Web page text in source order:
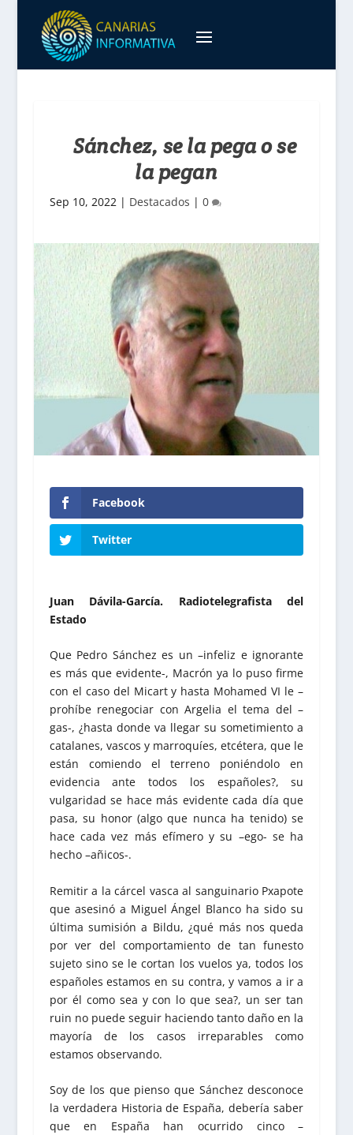
Sánchez, se la pega o se
la pegan
Sep 10, 2022| Destacados | 0
Facebook
Twitter
Juan Dávila-García. Radiotelegrafista del
Estado
Que Pedro Sánchez es un –infeliz e ignorante
es más que evidente-, Macrón ya lo puso firme
con el caso del Micart y hasta Mohamed VI le –
prohíbe renegociar con Argelia el tema del –
gas-, ¿hasta donde va llegar su sometimiento a
catalanes, vascos y marroquíes, etcétera, que le
están comiendo el terreno poniéndolo en
evidencia ante todos los españoles?, su
vulgaridad se hace más evidente cada día que
pasa, su honor (algo que nunca ha tenido) se
hace cada vez más efímero y su –ego- se ha
hecho –añicos-.
Remitir a la cárcel vasca al sanguinario Pxapote
que asesinó a Miguel Ángel Blanco ha sido su
última sumisión a Bildu, ¿qué más nos queda
por ver del comportamiento de tan funesto
sujeto sino se le cortan los vuelos ya, todos los
españoles estamos en su contra, y vamos a ir a
por él como sea y con lo que sea?, un ser tan
ruin no puede seguir haciendo tanto daño en la
mayoría de los casos irreparables como
estamos observando.
Soy de los que pienso que Sánchez desconoce
la verdadera Historia de España, debería saber
que en España han ocurrido cinco –